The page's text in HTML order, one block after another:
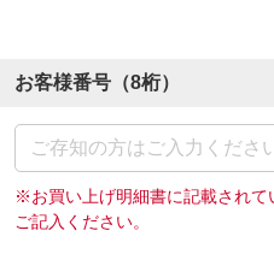
お客様番号（8桁）
※お買い上げ明細書に記載されて
ご記入ください。